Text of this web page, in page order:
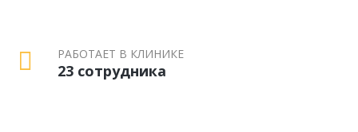
РАБОТАЕТ В КЛИНИКЕ
23 сотрудника